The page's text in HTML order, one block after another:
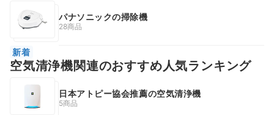
パナソニックの掃除機
28商品
新着
空気清浄機関連のおすすめ人気ランキング
日本アトピー協会推薦の空気清浄機
5商品